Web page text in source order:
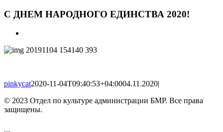
С ДНЕМ НАРОДНОГО ЕДИНСТВА 2020!
Image
pinkycat2020-11-04T09:40:53+04:0004.11.2020|
© 2023 Отдел по культуре администрации БМР. Все права
защищены.